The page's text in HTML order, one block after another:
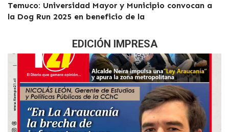
Temuco: Universidad Mayor y Municipio convocan a
la Dog Run 2025 en beneficio de la
EDICIÓN IMPRESA